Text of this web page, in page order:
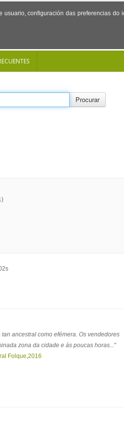
configuración das preferencias
Procurar
ancestral como efémera. Os vendedores
zona da cidade e ás poucas horas..."
Folque,2016